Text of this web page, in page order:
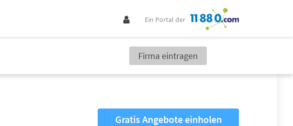
Ein Portal der
Firma eintragen
Gratis Angebote einholen